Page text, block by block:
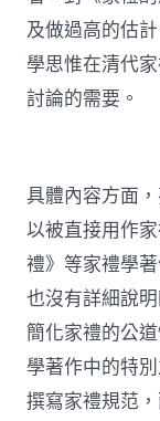
及做過高的估
學思惟在清代
討論的需要。
具體內容方面
以被直接用作
禮》等家禮學
也沒有詳細說
簡化家禮的公
學著作中的特
撰寫家禮規范